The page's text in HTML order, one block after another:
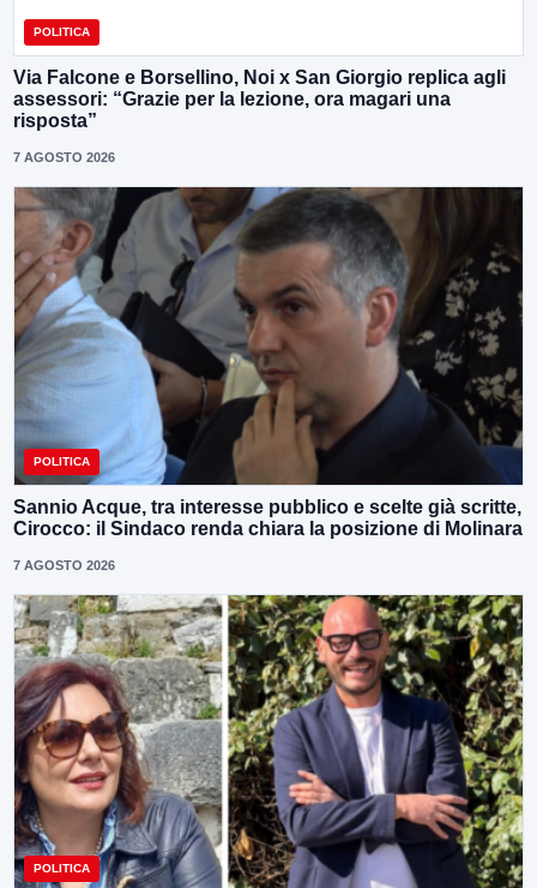
POLITICA
Via Falcone e Borsellino, Noi x San Giorgio replica agli
assessori: “Grazie per la lezione, ora magari una
risposta”
7 AGOSTO 2026
POLITICA
Sannio Acque, tra interesse pubblico e scelte già scritte,
Cirocco: il Sindaco renda chiara la posizione di Molinara
7 AGOSTO 2026
POLITICA